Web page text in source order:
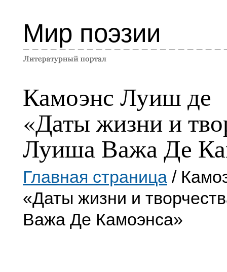
Мир поэзии
Камоэнс Луиш де
«Даты жизни и
Луиша Важа Де
Главная страница /
«Даты жизни и
Важа Де Камоэнса»